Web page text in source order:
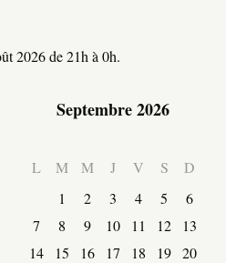
2026 de 21h à 0h.
Septembre 2026
L M M J V S
D
1
2 3 4 5
6
7
8 9 10 11 12
13
14
15 16 17 18 19 20